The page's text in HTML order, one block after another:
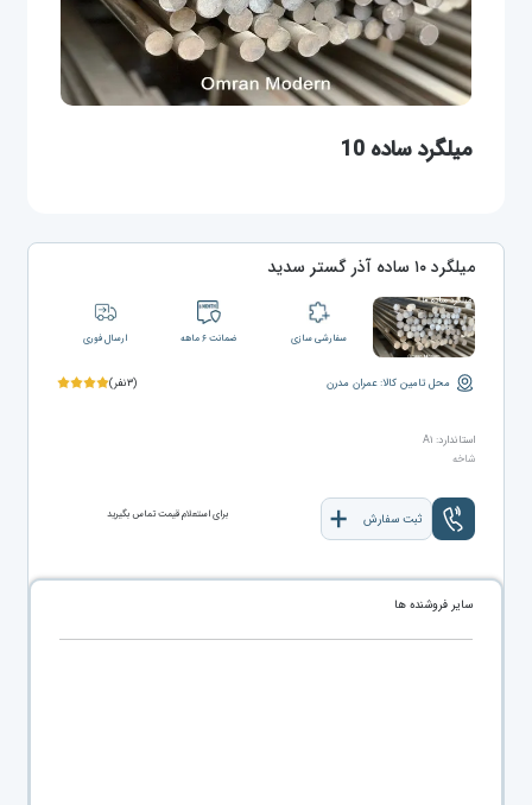
میلگرد ساده 10
میلگرد ۱۰ ساده آذر گستر سدید
سفارشی سازی ضمانت ۶ ماهه ارسال فوری
محل تامین کالا: عمران مدرن (۳نفر)
استاندارد: A۱
شاخه
ثبت سفارش برای استعلام قیمت تماس بگیرید
سایر فروشنده ها